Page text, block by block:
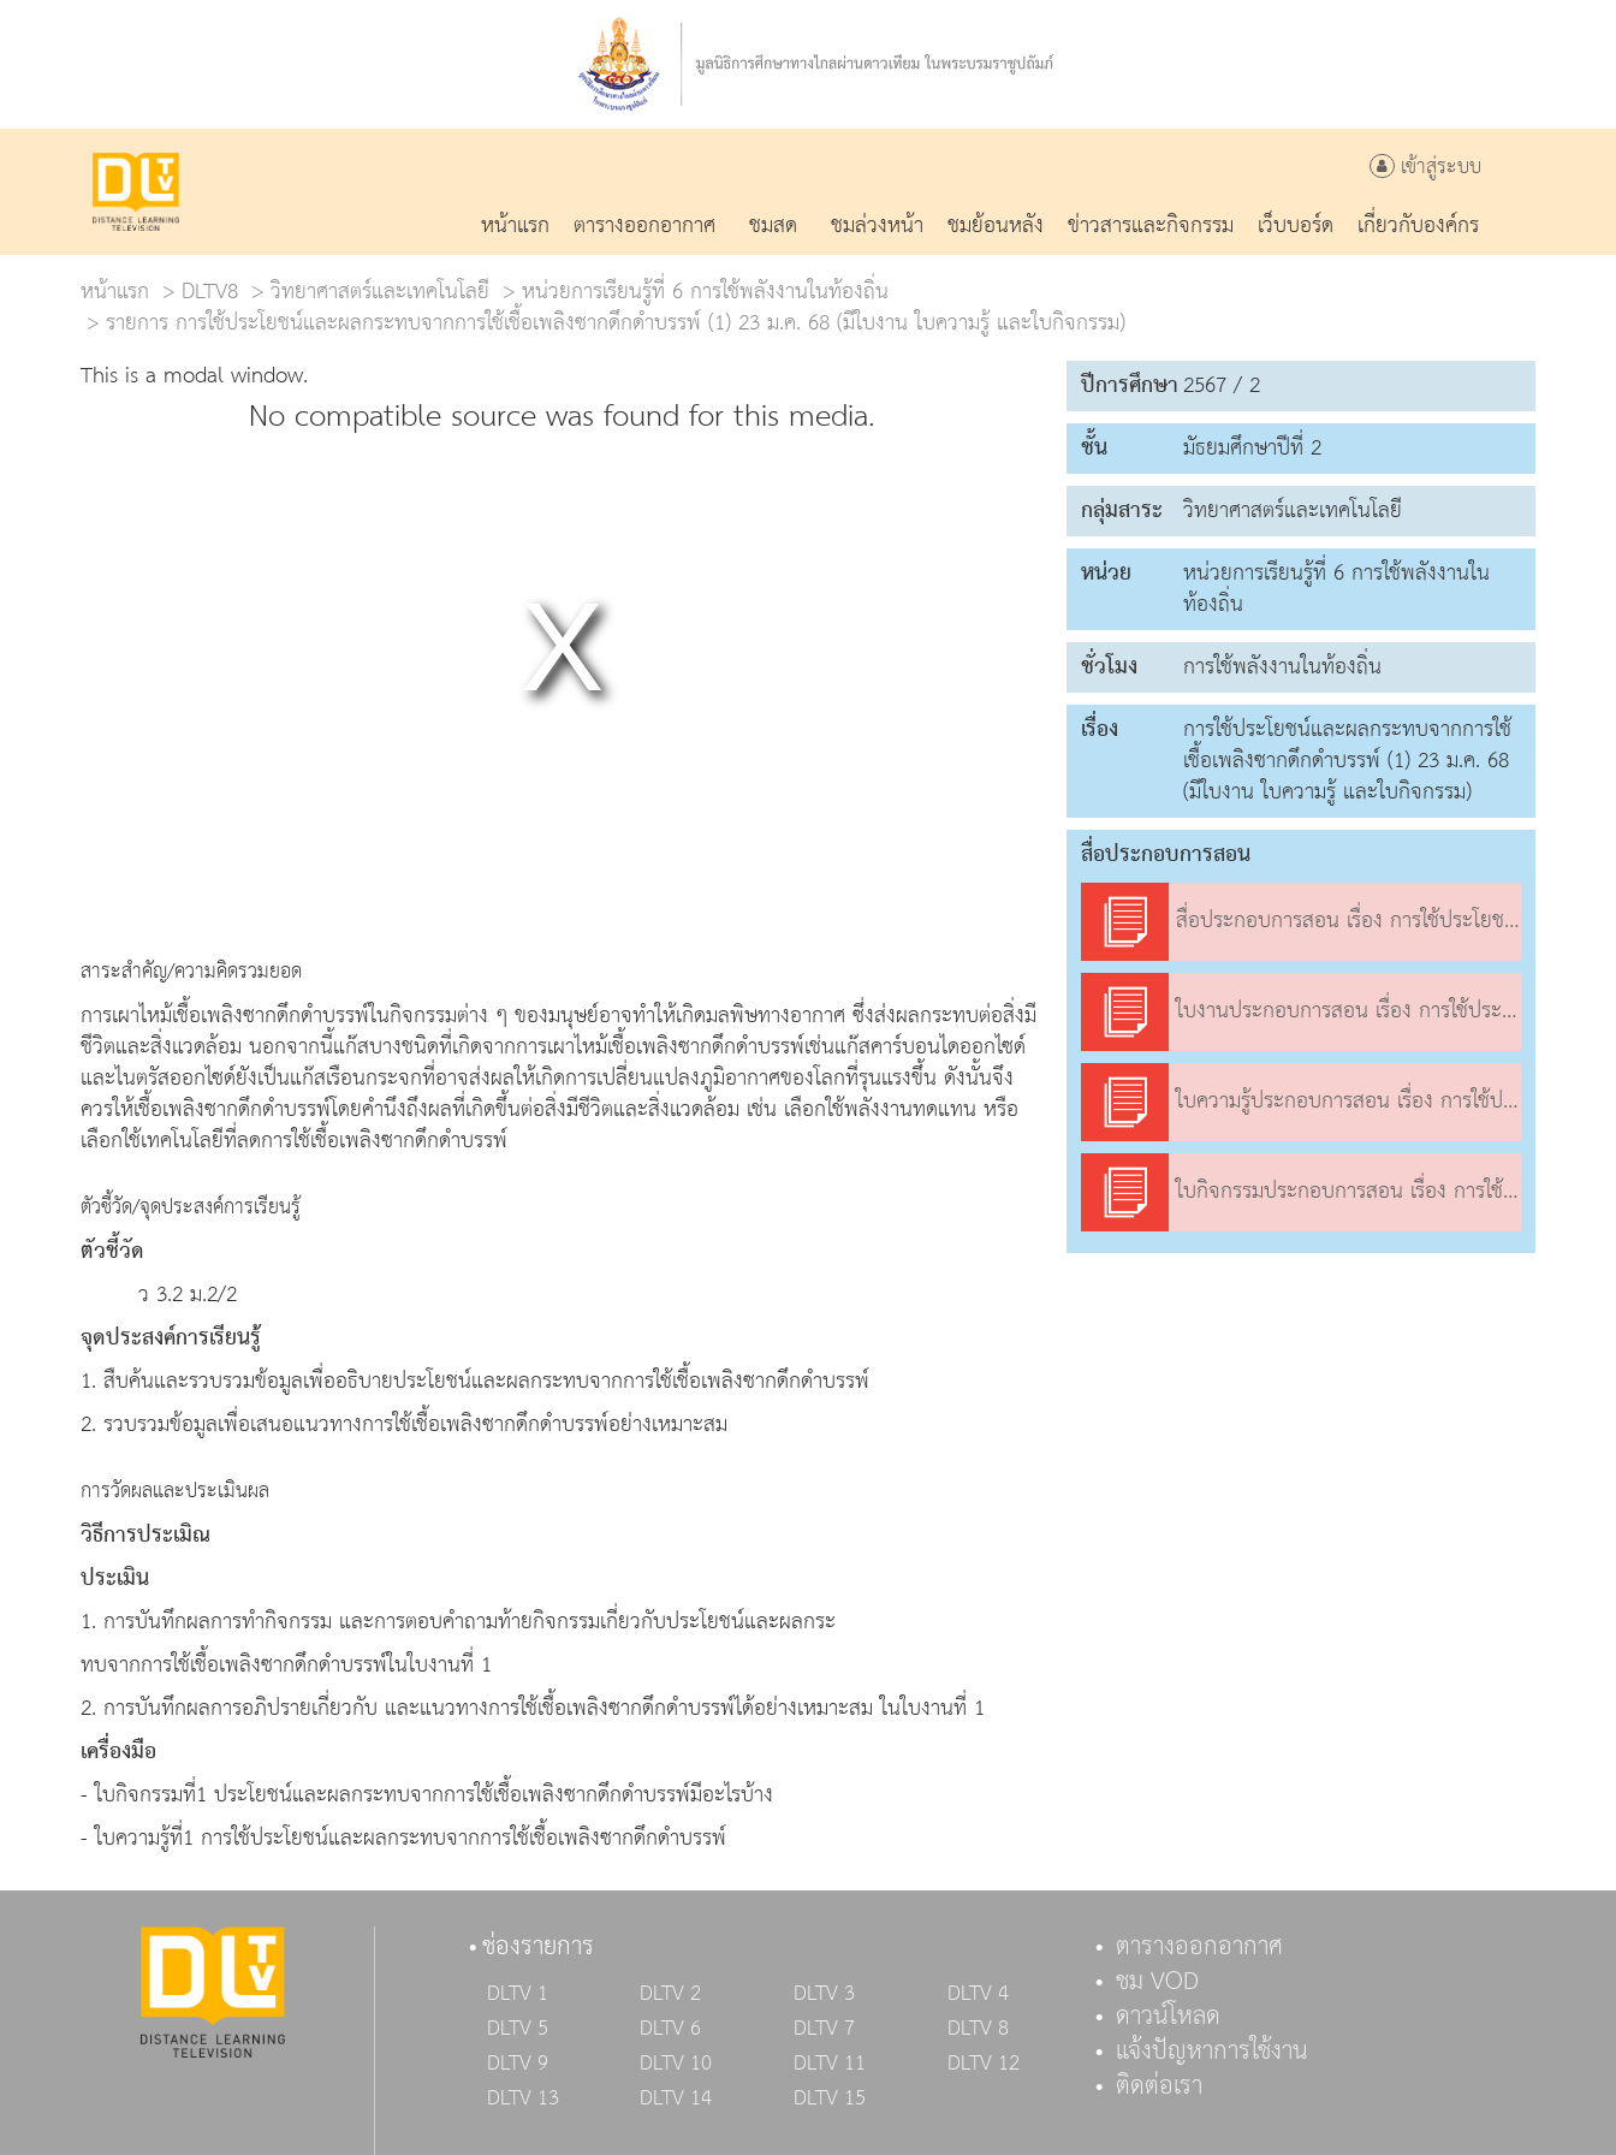
เข้าสู่ระบบ
หน้าแรก ตารางออกอากาศ ชมสด ชมล่วงหน้า ชมย้อนหลัง ข่าวสารและกิจกรรม เว็บบอร์ด
เกี่ยวกับองค์กร
หน้าแรก
DLTV8 วิทยาศาสตร์และเทคโนโลยี หน่วยการเรียนรู้ที่ 6 การใช้พลังงานในท้องถิ่น
รายการ การใช้ประโยชน์และผลกระทบจากการใช้เชื้อเพลิงซากดึกดําบรรพ์ (1) 23 ม.ค. 68 (มีใบงาน ใบความรู้ และใบกิจกรรม)
This is a modal window.
No compatible source was found for this media.
สาระสำคัญ/ความคิดรวมยอด
การเผาไหม้เชื้อเพลิงซากดึกดําบรรพ์ในกิจกรรมต่าง ๆ ของมนุษย์อาจทําให้เกิดมลพิษทางอากาศ ซึ่งส่งผลกระทบต่อสิ่งมี
ชีวิตและสิ่งแวดล้อม นอกจากนี้แก๊สบางชนิดที่เกิดจากการเผาไหม้เชื้อเพลิงซากดึกดําบรรพ์เช่นแก๊สคาร์บอนไดออกไซด์
และไนตรัสออกไซด์ยังเป็นแก๊สเรือนกระจกที่อาจส่งผลให้เกิดการเปลี่ยนแปลงภูมิอากาศของโลกที่รุนแรงขึ้น ดังนั้นจึง
ควรให้เชื้อเพลิงซากดึกดําบรรพ์โดยคํานึงถึงผลที่เกิดขึ้นต่อสิ่งมีชีวิตและสิ่งแวดล้อม เช่น เลือกใช้พลังงานทดแทน หรือ
เลือกใช้เทคโนโลยีที่ลดการใช้เชื้อเพลิงซากดึกดําบรรพ์
ตัวชี้วัด/จุดประสงค์การเรียนรู้
ตัวชี้วัด
ว 3.2 ม.2/2
จุดประสงค์การเรียนรู้
1. สืบค้นและรวบรวมข้อมูลเพื่ออธิบายประโยชน์และผลกระทบจากการใช้เชื้อเพลิงซากดึกดําบรรพ์
2. รวบรวมข้อมูลเพื่อเสนอแนวทางการใช้เชื้อเพลิงซากดึกดําบรรพ์อย่างเหมาะสม
การวัดผลและประเมินผล
วิธีการประเมิณ
ประเมิน
1. การบันทึกผลการทํากิจกรรม และการตอบคําถามท้ายกิจกรรมเกี่ยวกับประโยชน์และผลกระ
ทบจากการใช้เชื้อเพลิงซากดึกดําบรรพ์ในใบงานที่ 1
2. การบันทึกผลการอภิปรายเกี่ยวกับ และแนวทางการใช้เชื้อเพลิงซากดึกดําบรรพ์ได้อย่างเหมาะสม ในใบงานที่ 1
เครื่องมือ
- ใบกิจกรรมที่1 ประโยชน์และผลกระทบจากการใช้เชื้อเพลิงซากดึกดําบรรพ์มีอะไรบ้าง
- ใบความรู้ที่1 การใช้ประโยชน์และผลกระทบจากการใช้เชื้อเพลิงซากดึกดําบรรพ์
ปีการศึกษา2567 / 2
ชั้น
มัธยมศึกษาปีที่ 2
กลุ่มสาระ วิทยาศาสตร์และเทคโนโลยี
หน่วย
หน่วยการเรียนรู้ที่ 6 การใช้พลังงานใน
ท้องถิ่น
ชั่วโมง
การใช้พลังงานในท้องถิ่น
เรื่อง
การใช้ประโยชน์และผลกระทบจากการใช้
เชื้อเพลิงซากดึกดําบรรพ์ (1) 23 ม.ค. 68
(มีใบงาน ใบความรู้ และใบกิจกรรม)
สื่อประกอบการสอน
สื่อประกอบการสอน เรื่อง การใช้ประโยชน์และผลกระทบจากการใช้เชื้อเพลิงซากดึกดําบรรพ์ (1)
ใบงานประกอบการสอน เรื่อง การใช้ประโยชน์และผลกระทบจากการใช้เชื้อเพลิงซากดึกดําบรรพ์ (1)
ใบความรู้ประกอบการสอน เรื่อง การใช้ประโยชน์และผลกระทบจากการใช้เชื้อเพลิงซากดึกดําบรรพ์ (1)
ใบกิจกรรมประกอบการสอน เรื่อง การใช้ประโยชน์และผลกระทบจากการใช้เชื้อเพลิงซากดึกดําบรรพ์ (1)
ช่องรายการ
DLTV 1 DLTV 2 DLTV 3
DLTV 4
DLTV 5
DLTV 6 DLTV 7
DLTV 8
DLTV 9
DLTV 10 DLTV 11
DLTV 12
DLTV 13
DLTV 14 DLTV 15
ตารางออกอากาศ
ชม VOD
ดาวน์โหลด
แจ้งปัญหาการใช้งาน
ติดต่อเรา